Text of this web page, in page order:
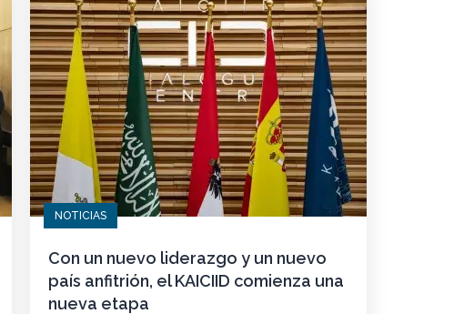
NOTICIAS
Con un nuevo liderazgo y un nuevo
país anfitrión, el KAICIID comienza una
nueva etapa